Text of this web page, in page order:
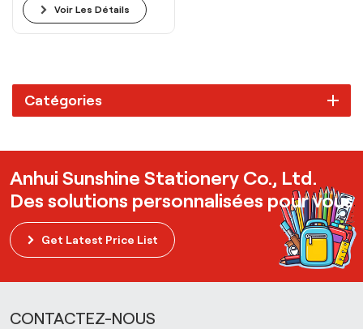
Voir Les Détails
Catégories
Anhui Sunshine Stationery Co., Ltd.
Des solutions personnalisées pour vous
Get Latest Price List
CONTACTEZ-NOUS